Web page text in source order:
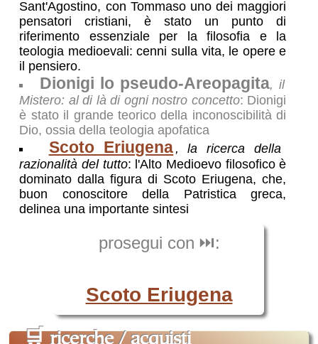
Sant'Agostino, con Tommaso uno dei maggiori
pensatori cristiani, è stato un punto di
riferimento essenziale per la filosofia e la
teologia medioevali: cenni sulla vita, le opere e
il pensiero.
Dionigi lo pseudo-Areopagita, il
Mistero: al di là di ogni nostro concetto: Dionigi
è stato il grande teorico della inconoscibilità di
Dio, ossia della teologia apofatica
Scoto Eriugena , la ricerca della
razionalità del tutto: l'Alto Medioevo filosofico è
dominato dalla figura di Scoto Eriugena, che,
buon conoscitore della Patristica greca,
delinea una importante sintesi
prosegui con ⏭️:
Scoto Eriugena
🛒 ricerche / acquisti